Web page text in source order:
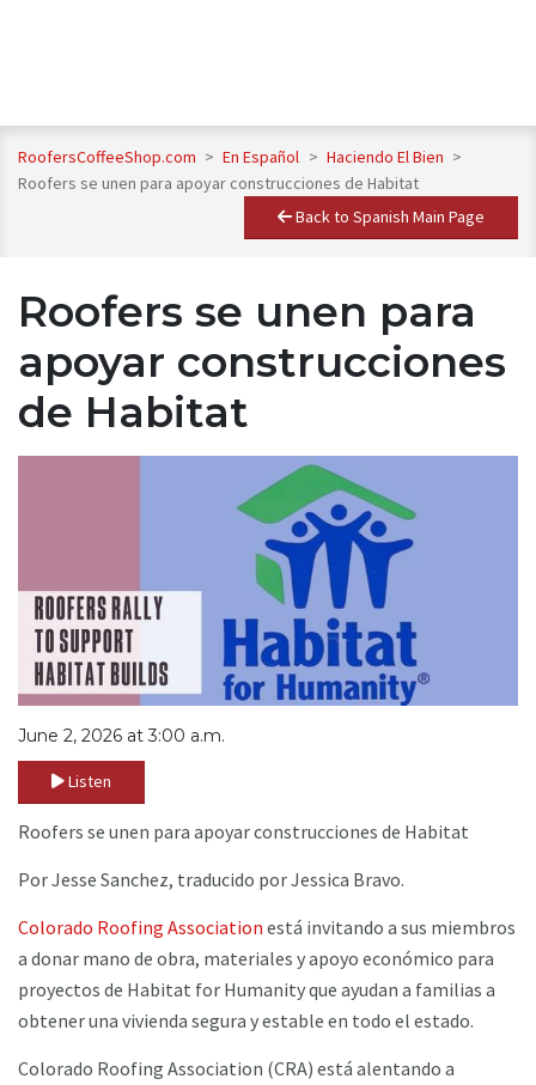
RoofersCoffeeShop.com > En Español > Haciendo El Bien >
Roofers se unen para apoyar construcciones de Habitat
Back to Spanish Main Page
Roofers se unen para
apoyar construcciones
de Habitat
June 2, 2026 at 3:00 a.m.
Listen
Roofers se unen para apoyar construcciones de Habitat
Por Jesse Sanchez, traducido por Jessica Bravo.
Colorado Roofing Association está invitando a sus miembros
a donar mano de obra, materiales y apoyo económico para
proyectos de Habitat for Humanity que ayudan a familias a
obtener una vivienda segura y estable en todo el estado.
Colorado Roofing Association (CRA) está alentando a